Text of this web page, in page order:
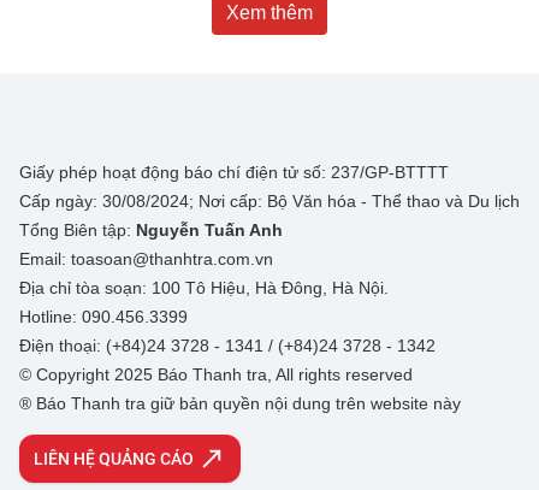
Xem thêm
Giấy phép hoạt động báo chí điện tử số: 237/GP-BTTTT
Cấp ngày: 30/08/2024; Nơi cấp: Bộ Văn hóa - Thể thao và Du lịch
Tổng Biên tập: Nguyễn Tuấn Anh
Email: toasoan@thanhtra.com.vn
Địa chỉ tòa soạn: 100 Tô Hiệu, Hà Đông, Hà Nội.
Hotline: 090.456.3399
Điện thoại: (+84)24 3728 - 1341 / (+84)24 3728 - 1342
© Copyright 2025 Báo Thanh tra, All rights reserved
® Báo Thanh tra giữ bản quyền nội dung trên website này
LIÊN HỆ QUẢNG CÁO